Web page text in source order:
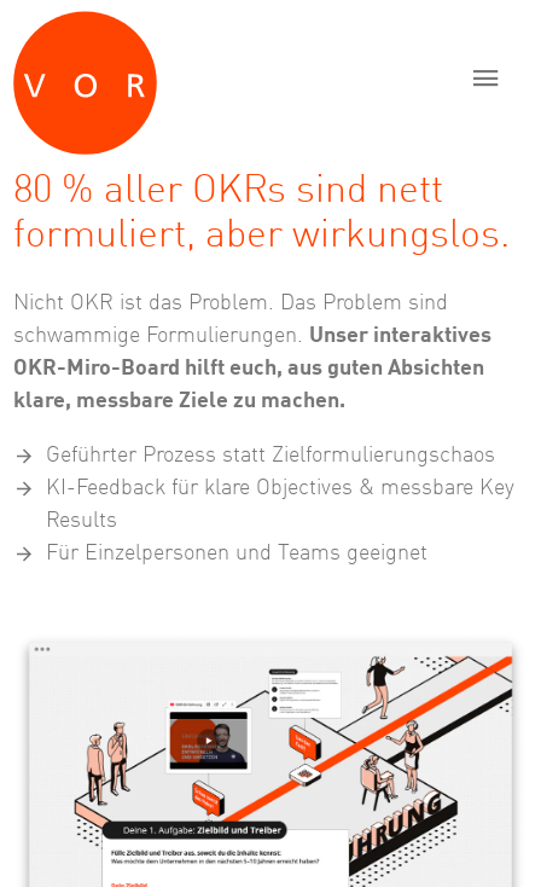
Zum Inhalt springen
Zur Navigation springen
Zum Fußbereich und Kontakt springen
80 % aller OKRs sind nett
formuliert, aber wirkungslos.
Nicht OKR ist das Problem. Das Problem sind
schwammige Formulierungen. Unser interaktives
OKR-Miro-Board hilft euch, aus guten Absichten
klare, messbare Ziele zu machen.
Geführter Prozess statt Zielformulierungschaos
KI-Feedback für klare Objectives & messbare Key
Results
Für Einzelpersonen und Teams geeignet